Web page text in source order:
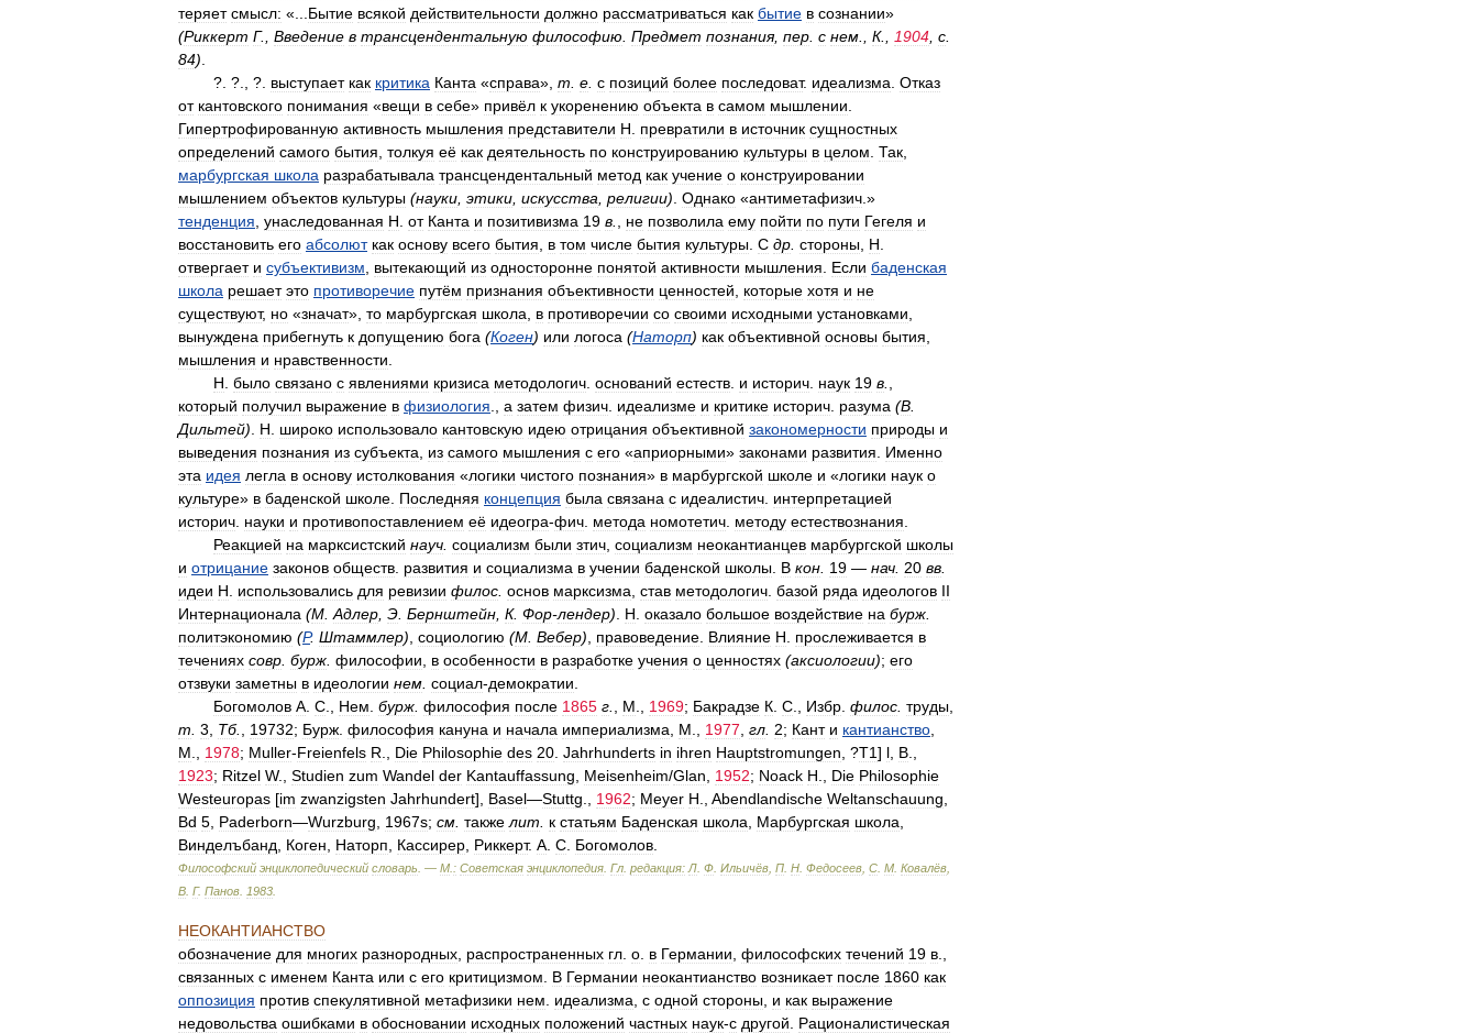
теряет смысл: «... Бытие всякой действительности должно рассматриваться как бытие в сознании»
(Риккерт Г., Введение в трансцендентальную философию Предмет познания, пер с нем К., 1904 с
84)
?. ?., ?. выступает как критика Канта «справа», т е с позиций более последоват. идеализма Отказ
от кантовского понимания «вещи в себе» привёл к укоренению объекта в самом мышлении
Гипертрофированную активность мышления представители Н превратили в источник сущностных
определений самого бытия толкуя её как деятельность по конструированию культуры в целом Так
марбургская школа разрабатывала трансцендентальный метод как учение о конструировании
мышлением объектов культуры (науки этики искусства религии) Однако «антиметафизич .»
тенденция унаследованная Н от Канта и позитивизма 19 в не позволила ему пойти по пути Гегеля и
восстановить его абсолют как основу всего бытия в том числе бытия культуры С др стороны Н
отвергает и субъективизм вытекающий из односторонне понятой активности мышления Если баденская
школа решает это противоречие путём признания объективности ценностей которые хотя и не
существуют, но «значат», то марбургская школа в противоречии со своими исходными установками
вынуждена прибегнуть к допущению бога (Коген) или логоса (Наторп) как объективной основы бытия
мышления и нравственности
Н было связано с явлениями кризиса методологич оснований естеств и историч наук 19 в
который получил выражение в физиология а затем физич идеализме и критике историч разума (В
Дильтей) Н широко использовало кантовскую идею отрицания объективной закономерности природы и
выведения познания из субъекта из самого мышления с его «априорными» законами развития
Именно
эта идея легла в основу истолкования «логики чистого познания» в марбургской школе и «логики наук о
культуре» в баденской школе Последняя концепция была связана с идеалистич интерпретацией
историч науки и противопоставлением её идеогра-фич метода номотетич методу естествознания
Реакцией на марксистский науч социализм были зтич социализм неокантианцев марбургской школы
и отрицание законов обществ развития и социализма в учении баденской школы В кон 19 — нач 20 вв
идеи Н использовались для ревизии филос основ марксизма став методологич базой ряда идеологов II
Интернационала (М Адлер Э Бернштейн К. Фор-лендер) Н оказало большое воздействие на бурж
политэкономию (Р. Штаммлер) социологию (М Вебер) правоведение Влияние Н прослеживается в
течениях совр бурж философии в особенности в разработке учения о ценностях (аксиологии); его
отзвуки заметны в идеологии нем социал-демократии
Богомолов А С Нем бурж философия после 1865 г М 1969; Бакрадзе К С Избр филос труды
т 3 Тб. 19732; Бурж философия кануна и начала империализма М 1977 гл 2; Кант и кантианство
М
1978; Muller-Freienfels R Die Philosophie des 20 Jahrhunderts in ihren Hauptstromungen , ?T1] l B
1923; Ritzel W., Studien zum Wandel der Kantauffassung Meisenheim/Glan 1952; Noack H Die Philosophie
Westeuropas [im zwanzigsten Jahrhundert], Basel—Stuttg 1962; Meyer H Abendlandische Weltanschauung
Bd 5 Paderborn—Wurzburg 1967s; см также лит к статьям Баденская школа Марбургская школа
Винделъбанд
Коген Наторп Кассирер Риккерт. А С Богомолов
Философский энциклопедический словарь . — М : Советская энциклопедия Гл редакция: Л Ф Ильичёв П Н Федосеев С М Ковалёв
В Г. Панов 1983
НЕОКАНТИАНСТВО
обозначение для многих разнородных распространенных гл о в Германии философских течений 19 в
связанных с именем Канта или с его критицизмом В Германии неокантианство возникает после 1860 как
оппозиция против спекулятивной метафизики нем идеализма с одной стороны и как выражение
недовольства ошибками в обосновании исходных положений частных наук-с другой
Рационалистическая